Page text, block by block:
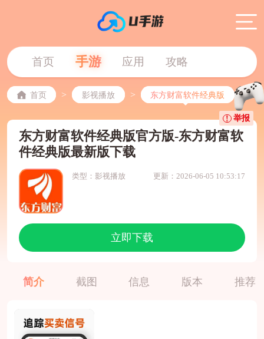
首页 手游 应用 攻略
首页 > 影视播放 > 东方财富软件经典版
东方财富软件经典版官方版-东方财富软
件经典版最新版下载
类型：影视播放 更新：2026-06-05 10:53:17
立即下载
举报
简介 截图 信息 版本 推荐